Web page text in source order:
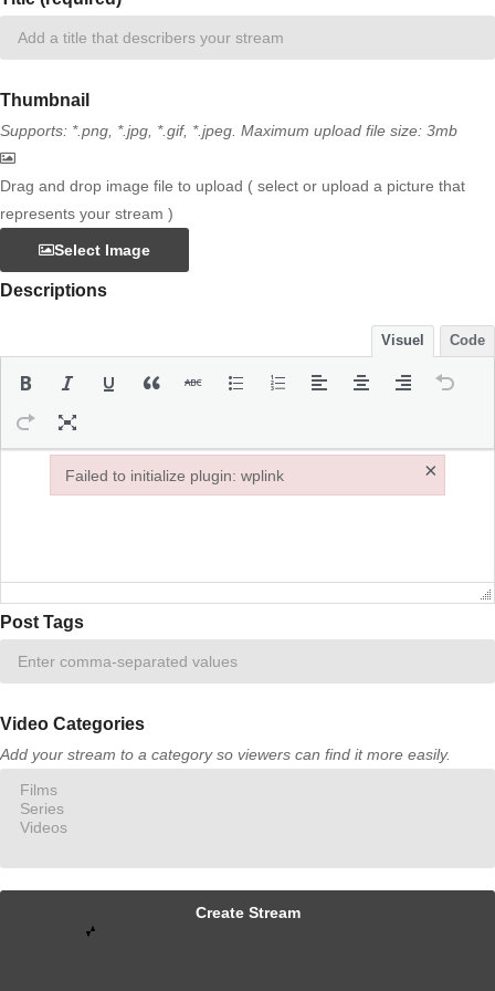
Thumbnail
Supports: *.png, *.jpg, *.gif, *.jpeg. Maximum upload file size: 3mb
Drag and drop image file to upload ( select or upload a picture that
represents your stream )
Select Image
Descriptions
Visuel Code
Post Tags
Video Categories
Add your stream to a category so viewers can find it more easily.
Create Stream
Failed to initialize plugin: wplink ×
Failed to initialize plugin: wplink